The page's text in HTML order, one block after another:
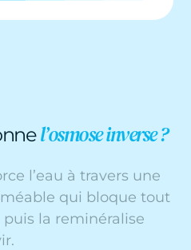
l’osmose inverse ?
l’eau à travers une
qui bloque tout
puis la reminéralise